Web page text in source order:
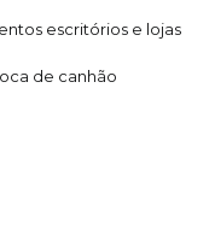
escritórios e lojas
de canhão